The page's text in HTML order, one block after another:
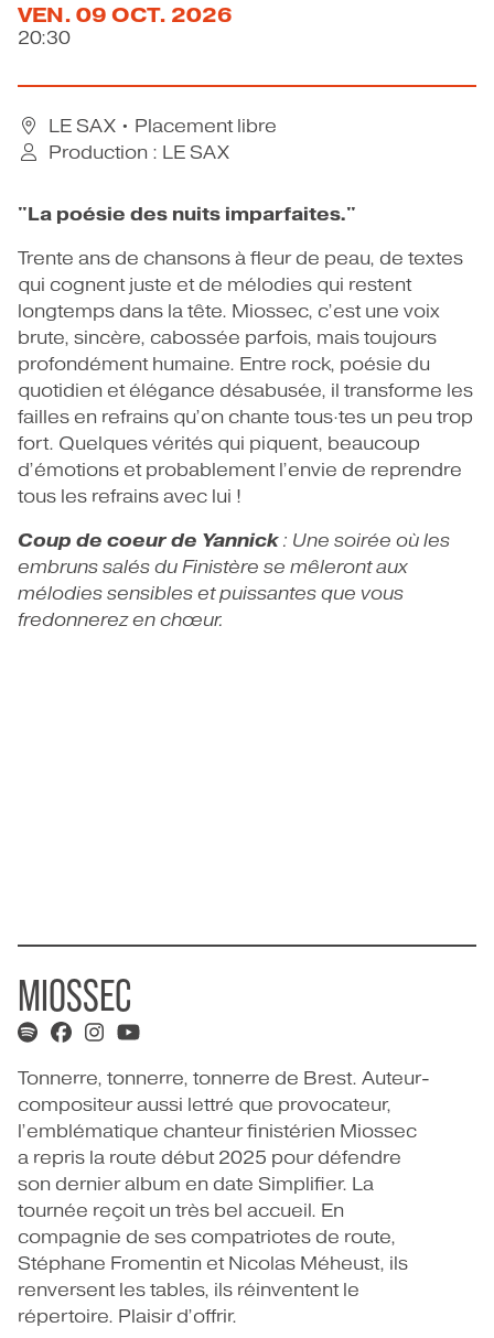
VEN. 09 OCT. 2026
20:30
LE SAX • Placement libre
Production : LE SAX
"La poésie des nuits imparfaites."
Trente ans de chansons à fleur de peau, de textes
qui cognent juste et de mélodies qui restent
longtemps dans la tête. Miossec, c’est une voix
brute, sincère, cabossée parfois, mais toujours
profondément humaine. Entre rock, poésie du
quotidien et élégance désabusée, il transforme les
failles en refrains qu’on chante tous·tes un peu trop
fort. Quelques vérités qui piquent, beaucoup
d’émotions et probablement l’envie de reprendre
tous les refrains avec lui !
Coup de coeur de Yannick : Une soirée où les
embruns salés du Finistère se mêleront aux
mélodies sensibles et puissantes que vous
fredonnerez en chœur.
MIOSSEC
Tonnerre, tonnerre, tonnerre de Brest. Auteur-
compositeur aussi lettré que provocateur,
l’emblématique chanteur finistérien Miossec
a repris la route début 2025 pour défendre
son dernier album en date Simplifier. La
tournée reçoit un très bel accueil. En
compagnie de ses compatriotes de route,
Stéphane Fromentin et Nicolas Méheust, ils
renversent les tables, ils réinventent le
répertoire. Plaisir d’offrir.